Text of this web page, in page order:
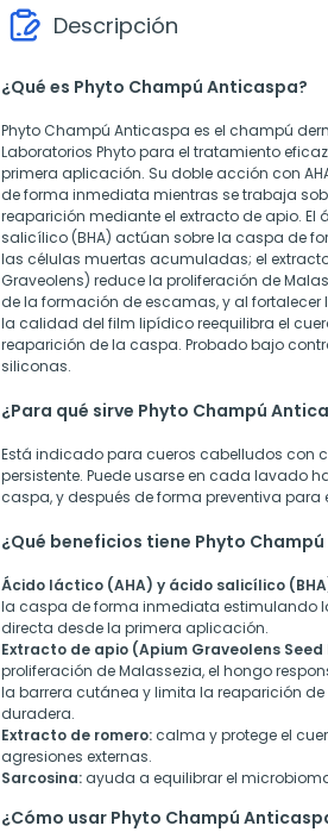
Descripción
¿Qué es Phyto Champú Anticaspa?
Phyto Champú Anticaspa es el champú
Laboratorios Phyto para el tratamiento
primera aplicación. Su doble acción con
de forma inmediata mientras se trabaja
reaparición mediante el extracto de apio. El
salicílico (BHA) actúan sobre la caspa de
las células muertas acumuladas; el
Graveolens) reduce la proliferación de
de la formación de escamas, y al
la calidad del film lipídico reequilibra el
reaparición de la caspa. Probado bajo
siliconas.
¿Para qué sirve Phyto Champú
Está indicado para cueros cabelludos con
persistente. Puede usarse en cada lavado
caspa, y después de forma preventiva para
¿Qué beneficios tiene Phyto
Ácido láctico (AHA) y ácido salicílico
la caspa de forma inmediata estimulando
directa desde la primera aplicación.
Extracto de apio (Apium Graveolens
proliferación de Malassezia, el hongo
la barrera cutánea y limita la reaparición
duradera.
Extracto de romero: calma y protege el
agresiones externas.
Sarcosina: ayuda a equilibrar el
¿Cómo usar Phyto Champú